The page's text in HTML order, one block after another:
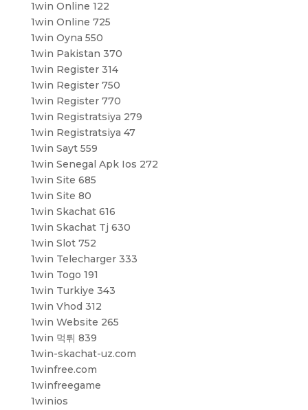
1win Online 122
1win Online 725
1win Oyna 550
1win Pakistan 370
1win Register 314
1win Register 750
1win Register 770
1win Registratsiya 279
1win Registratsiya 47
1win Sayt 559
1win Senegal Apk Ios 272
1win Site 685
1win Site 80
1win Skachat 616
1win Skachat Tj 630
1win Slot 752
1win Telecharger 333
1win Togo 191
1win Turkiye 343
1win Vhod 312
1win Website 265
1win 먹튀 839
1win-skachat-uz.com
1winfree.com
1winfreegame
1winios